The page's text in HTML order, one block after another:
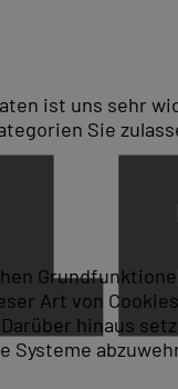
ist uns sehr
Sie
Art von
hinaus